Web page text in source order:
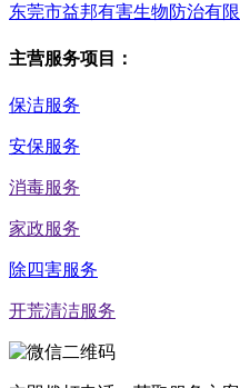
东莞市益邦有害生物防治有限
主营服务项目：
保洁服务
安保服务
消毒服务
家政服务
除四害服务
开荒清洁服务